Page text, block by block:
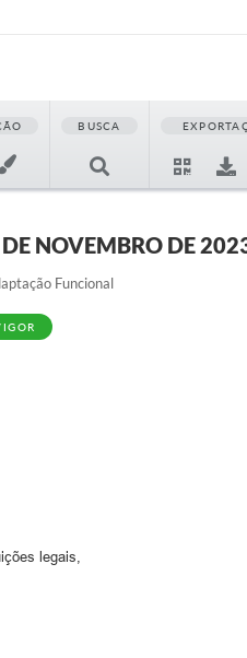
BUSCA
NOVEMBRO DE
Funcional
legais,